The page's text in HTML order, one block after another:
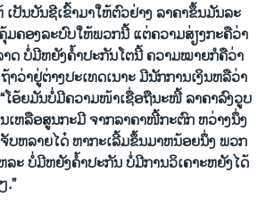
ເປັນບັນຊີເຂົ້າມາໃຫ້ຕົວຢ່າງ ລາຄາຂຶ້ນມັນລະ
ຄອງລະບົບໃຫ້ພວກນີ້ ແຕ່ຄວາມສ່ຽງກະຄືວ່າ
ດ ບໍ່ມີຫຍັງຄໍ້າປະກັນໂຕນີ້ ຄວາມໝາຍກໍຄືວ່າ
າວ່າຢູ່ຕ່າງປະເທດເນາະ ມີນັກການເງິນຫລືວ່າ
ໂອ້ຍມັນບໍ່ມີຄວາມໜ້າເຊື່ອຖືນະໜີ້ ລາຄາລົງວູບ
ເຫລືອສູນກະມີ ຈາກລາຄາໜີ້ກະຕົກ ຫວ່າງນຶ່ງ
ບຫລາຍໄດ໋ ຫາກະເລີ້ມຂຶ້ນມາຫນ້ອຍນຶ່ງ ພວກ
ະ ບໍ່ມີຫຍັງຄໍ້າປະກັນ ບໍ່ມີການວິເຄາະຫຍັງໄດ້